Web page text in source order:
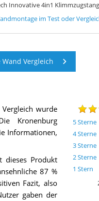
Innovative 4in1
im Test oder
Vergleich
5Sterne
4Sterne
3Sterne
2Sterne
1 Stern
wurde
Kronenburg
Informationen,
dieses Produkt
87 %
Fazit, also
gaben der